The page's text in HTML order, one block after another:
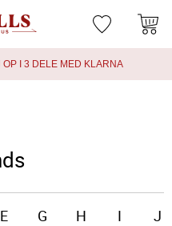
I 3 DELE MED KLARNA
E G H I J